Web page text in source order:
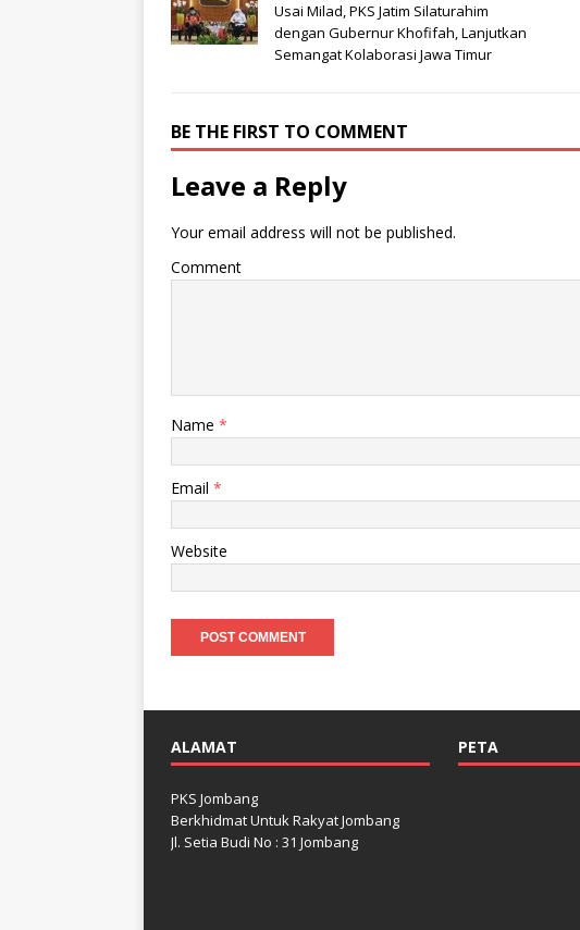
Usai Milad, PKS Jatim Silaturahim
dengan Gubernur Khofifah, Lanjutkan
Semangat Kolaborasi Jawa Timur
BE THE FIRST TO COMMENT
Leave a Reply
Your email address will not be published.
Comment
Name *
Email *
Website
ALAMAT
PKS Jombang
Berkhidmat Untuk Rakyat Jombang
Jl. Setia Budi No : 31 Jombang
PETA